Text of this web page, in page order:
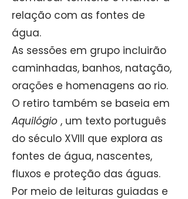
relação com as fontes de
água.
As sessões em grupo incluirão
caminhadas, banhos, natação,
orações e homenagens ao rio.
O retiro também se baseia em
Aquilógio , um texto português
do século XVIII que explora as
fontes de água, nascentes,
fluxos e proteção das águas.
Por meio de leituras guiadas e